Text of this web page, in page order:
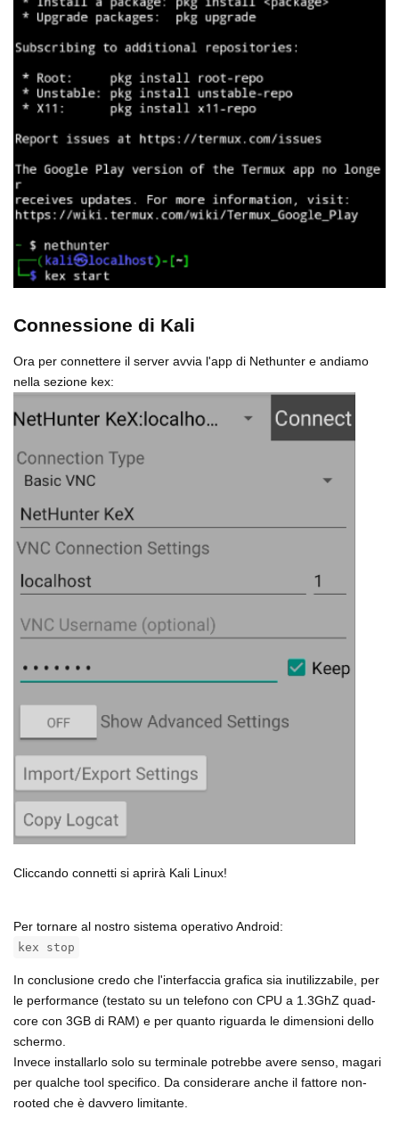
Connessione di Kali
Ora per connettere il server avvia l'app di Nethunter e andiamo
nella sezione kex:
Cliccando connetti si aprirà Kali Linux!
Per tornare al nostro sistema operativo Android:
kex stop
In conclusione credo che l'interfaccia grafica sia inutilizzabile, per
le performance (testato su un telefono con CPU a 1.3GhZ quad-
core con 3GB di RAM) e per quanto riguarda le dimensioni dello
schermo.
Invece installarlo solo su terminale potrebbe avere senso, magari
per qualche tool specifico. Da considerare anche il fattore non-
rooted che è davvero limitante.